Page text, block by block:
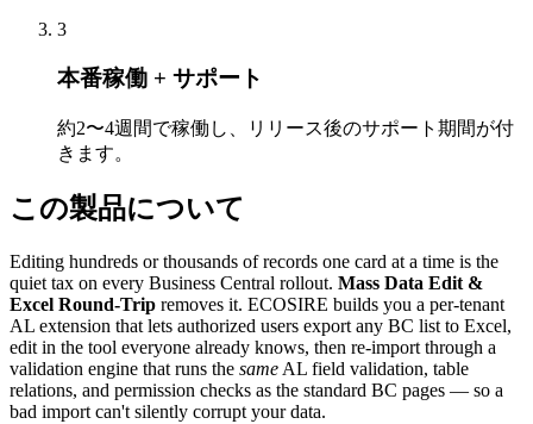
3
本番稼働 + サポート
約2〜4週間で稼働し、リリース後のサポート期間が付
きます。
この製品について
Editing hundreds or thousands of records one card at a time is the
quiet tax on every Business Central rollout. Mass Data Edit &
Excel Round-Trip removes it. ECOSIRE builds you a per-tenant
AL extension that lets authorized users export any BC list to Excel,
edit in the tool everyone already knows, then re-import through a
validation engine that runs the same AL field validation, table
relations, and permission checks as the standard BC pages — so a
bad import can't silently corrupt your data.